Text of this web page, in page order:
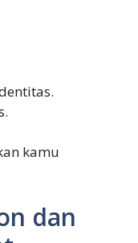
kamu
dan